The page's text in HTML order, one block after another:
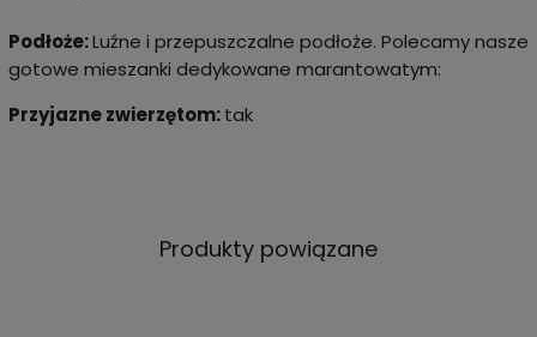
Podłoże:Luźne i przepuszczalne podłoże. Polecamy nasze
gotowe mieszanki dedykowane marantowatym:
Przyjazne zwierzętom:tak
Produkty powiązane